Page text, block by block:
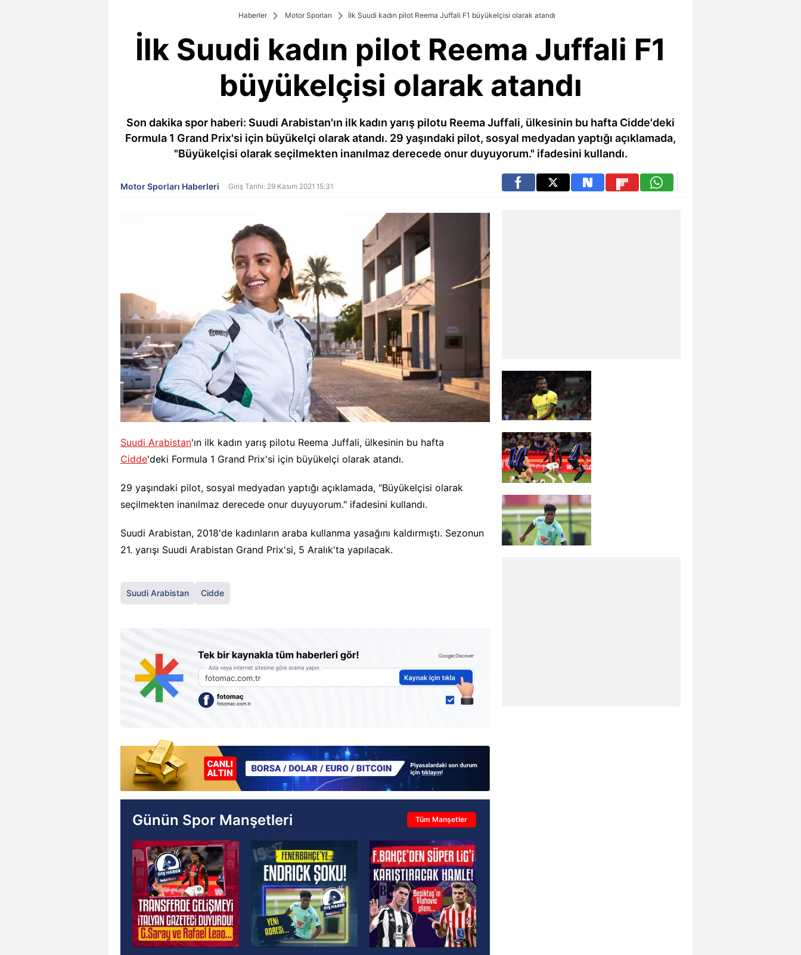
Haberler Motor Sporları İlk Suudi kadın pilot Reema Juffali F1 büyükelçisi olarak atandı
İlk Suudi kadın pilot Reema Juffali F1
büyükelçisi olarak atandı
Son dakika spor haberi: Suudi Arabistan'ın ilk kadın yarış pilotu Reema Juffali, ülkesinin bu hafta Cidde'deki
Formula 1 Grand Prix'si için büyükelçi olarak atandı. 29 yaşındaki pilot, sosyal medyadan yaptığı açıklamada,
"Büyükelçisi olarak seçilmekten inanılmaz derecede onur duyuyorum." ifadesini kullandı.
Motor Sporları Haberleri Giriş Tarihi: 29 Kasım 2021 15:31
Suudi Arabistan'ın ilk kadın yarış pilotu Reema Juffali, ülkesinin bu hafta
Cidde'deki Formula 1 Grand Prix'si için büyükelçi olarak atandı.
29 yaşındaki pilot, sosyal medyadan yaptığı açıklamada, "Büyükelçisi olarak
seçilmekten inanılmaz derecede onur duyuyorum." ifadesini kullandı.
Suudi Arabistan, 2018'de kadınların araba kullanma yasağını kaldırmıştı. Sezonun
21. yarışı Suudi Arabistan Grand Prix'si, 5 Aralık'ta yapılacak.
Suudi Arabistan Cidde
Günün Spor Manşetleri Tüm Manşetler